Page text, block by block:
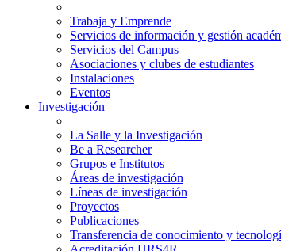
Trabaja y Emprende
Servicios de información y gestión
Servicios del Campus
Asociaciones y clubes de estudiantes
Instalaciones
Eventos
Investigación
La Salle y la Investigación
Be a Researcher
Grupos e Institutos
Áreas de investigación
Líneas de investigación
Proyectos
Publicaciones
Transferencia de conocimiento y